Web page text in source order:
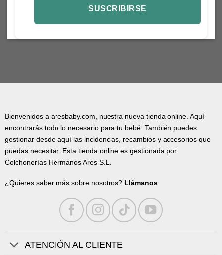
Bienvenidos a aresbaby.com, nuestra nueva tienda online. Aquí
encontrarás todo lo necesario para tu bebé. También puedes
gestionar desde aquí las incidencias, recambios y accesorios que
puedas necesitar. Esta tienda online es gestionada por
Colchonerías Hermanos Ares S.L.
¿Quieres saber más sobre nosotros? Llámanos
ATENCIÓN AL CLIENTE